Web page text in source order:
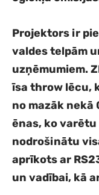
Projektors ir
valdes telpām
uzņēmumiem.
īsa throw lēcu,
no mazāk
ēnas, ko
nodrošinātu
aprīkots ar
un vadībai, kā